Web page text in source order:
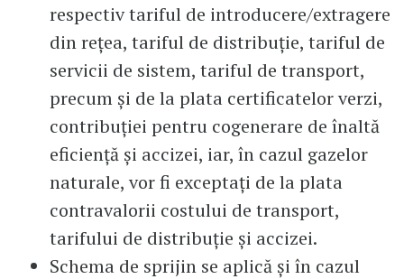
respectiv tariful de introducere/extragere
din reţea, tariful de distribuţie, tariful de
servicii de sistem, tariful de transport,
precum şi de la plata certificatelor verzi,
contribuţiei pentru cogenerare de înaltă
eficienţă şi accizei, iar, în cazul gazelor
naturale, vor fi exceptaţi de la plata
contravalorii costului de transport,
tarifului de distribuţie şi accizei.
Schema de sprijin se aplică şi în cazul